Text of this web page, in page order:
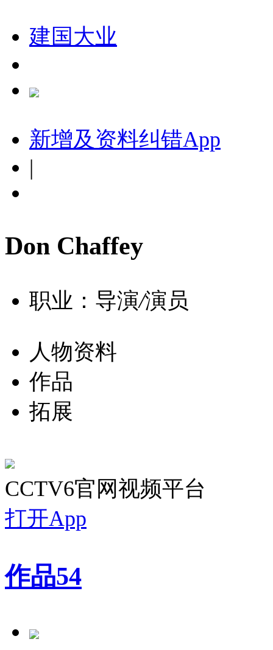
建国大业
新增及资料纠错App
|
Don Chaffey
职业：导演/演员
人物资料
作品
拓展
CCTV6官网视频平台
打开App
作品54